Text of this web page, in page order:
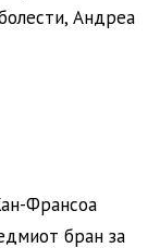
Андреа
Франсоа
бран за